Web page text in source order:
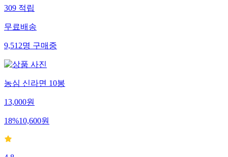
309적립
무료배송
9,512명구매중
농심 신라면 10봉
13,000원
18%10,600원